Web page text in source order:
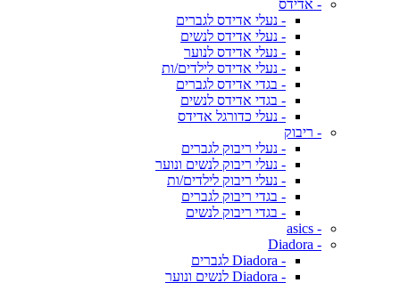
- אדידס
- נעלי אדידס לגברים
- נעלי אדידס לנשים
- נעלי אדידס לנוער
- נעלי אדידס לילדים/ות
- בגדי אדידס לגברים
- בגדי אדידס לנשים
- נעלי כדורגל אדידס
- ריבוק
- נעלי ריבוק לגברים
- נעלי ריבוק לנשים ונוער
- נעלי ריבוק לילדים/ות
- בגדי ריבוק לגברים
- בגדי ריבוק לנשים
- asics
- Diadora
- Diadora לגברים
- Diadora לנשים ונוער